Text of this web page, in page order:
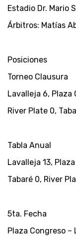
Estadio Dr. Mario
Árbitros: Matías
Posiciones
Torneo Clausura
Lavalleja 6, Plaza
River Plate 0,
Tabla Anual
Lavalleja 13,
Tabaré 0, River
5ta. Fecha
Plaza Congreso –